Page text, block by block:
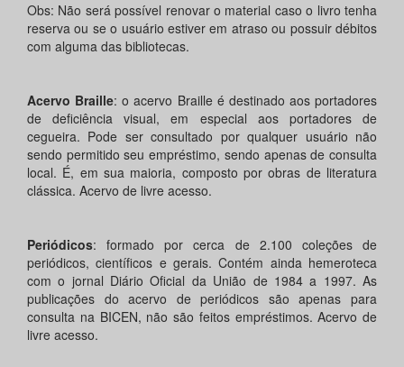
Obs: Não será possível renovar o material caso o livro tenha
reserva ou se o usuário estiver em atraso ou possuir débitos
com alguma das bibliotecas.
Acervo Braille: o acervo Braille é destinado aos portadores
de deficiência visual, em especial aos portadores de
cegueira. Pode ser consultado por qualquer usuário não
sendo permitido seu empréstimo, sendo apenas de consulta
local. É, em sua maioria, composto por obras de literatura
clássica. Acervo de livre acesso.
Periódicos: formado por cerca de 2.100 coleções de
periódicos, científicos e gerais. Contém ainda hemeroteca
com o jornal Diário Oficial da União de 1984 a 1997. As
publicações do acervo de periódicos são apenas para
consulta na BICEN, não são feitos empréstimos. Acervo de
livre acesso.